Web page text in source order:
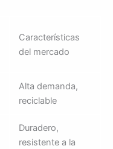
Características
del mercado
Alta demanda,
reciclable
Duradero,
resistente a la